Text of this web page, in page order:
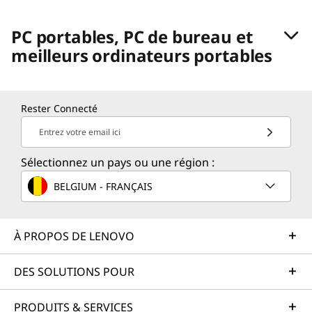
PC portables, PC de bureau et
meilleurs ordinateurs portables
Rester Connecté
Entrez votre email ici
Sélectionnez un pays ou une région :
BELGIUM - FRANÇAIS
À PROPOS DE LENOVO
DES SOLUTIONS POUR
PRODUITS & SERVICES